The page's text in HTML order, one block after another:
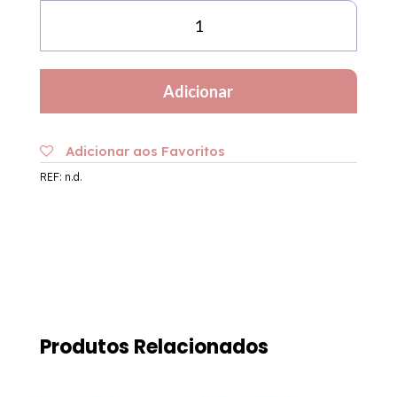
Fato
|
Khaki
Adicionar
Adicionar aos Favoritos
REF: n.d.
Produtos Relacionados